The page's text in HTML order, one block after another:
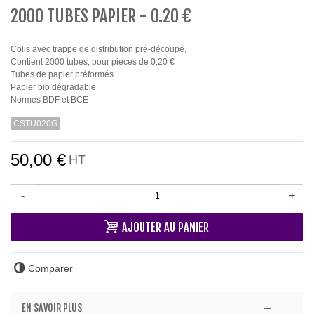
2000 TUBES PAPIER - 0.20 €
Colis avec trappe de distribution pré-découpé,
Contient 2000 tubes, pour pièces de 0.20 €
Tubes de papier préformés
Papier bio dégradable
Normes BDF et BCE
CSTU020G
50,00 € HT
- +
AJOUTER AU PANIER
Comparer
EN SAVOIR PLUS